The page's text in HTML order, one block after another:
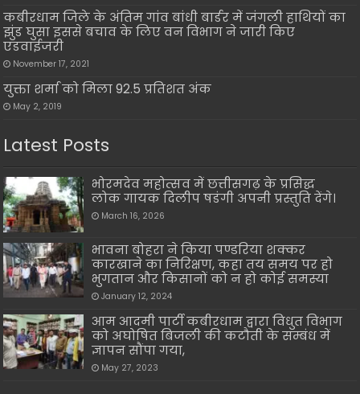
कबीरधाम जिले के अंतिम गांव बांधी बार्डर में जंगली हाथियों का
झुंड घुसा इससे बचाव के लिए वन विभाग ने जारी किए
एडवाईजरी
November 17, 2021
युक्ता शर्मा को मिला 92.5 प्रतिशत अंक
May 2, 2019
Latest Posts
भोरमदेव महोत्सव में छत्तीसगढ़ के प्रसिद्ध
लोक गायक दिलीप षडंगी अपनी प्रस्तुति देंगे।
March 16, 2026
भावना बोहरा ने किया पण्डरिया शक्कर
कारखाने का निरिक्षण, कहा तय समय पर हो
भुगतान और किसानों को न हो कोई समस्या
January 12, 2024
आम आदमी पार्टी कबीरधाम द्वारा विधुत विभाग
को अघोषित बिजली की कटौती के सम्बंध में
ज्ञापन सौंपा गया,
May 27, 2023